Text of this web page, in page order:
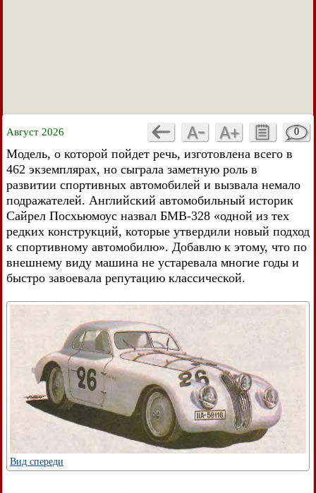
Август 2026 0
Модель, о которой пойдет речь, изготовлена всего в
462 экземплярах, но сыграла заметную роль в
развитии спортивных автомобилей и вызвала немало
подражателей. Английский автомобильный историк
Сайрел Посхьюмоус назвал БМВ-328 «одной из тех
редких конструкций, которые утвердили новый подход
к спортивному автомобилю». Добавлю к этому, что по
внешнему виду машина не устаревала многие годы и
быстро завоевала репутацию классической.
Вид спереди